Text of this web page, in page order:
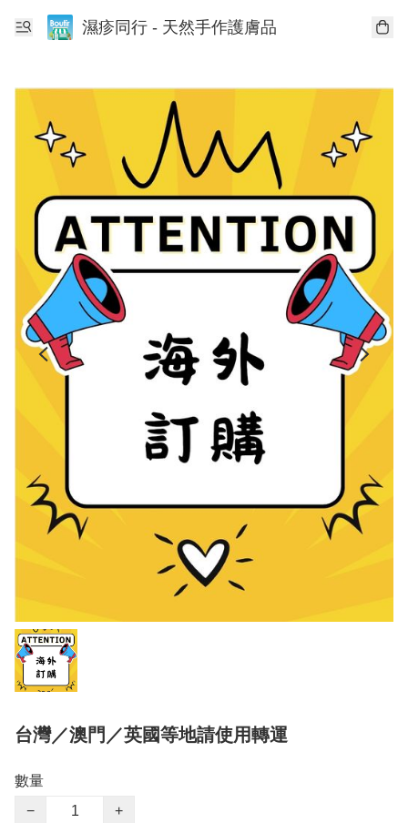
濕疹同行 - 天然手作護膚品
台灣／澳門／英國等地請使用轉運
數量
−
+